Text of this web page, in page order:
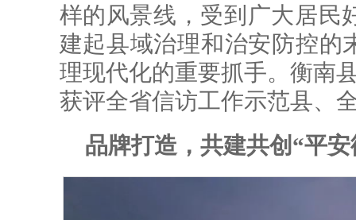
样的风景线，受到广大居民
建起县域治理和治安防控的
理现代化的重要抓手。衡南
获评全省信访工作示范县、
品牌打造，共建共创“平安